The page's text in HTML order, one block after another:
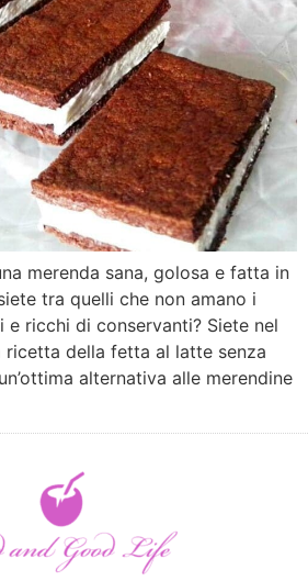
merenda sana, golosa e fatta in
tra quelli che non amano i
ricchi di conservanti? Siete nel
ricetta della fetta al latte senza
alternativa alle merendine